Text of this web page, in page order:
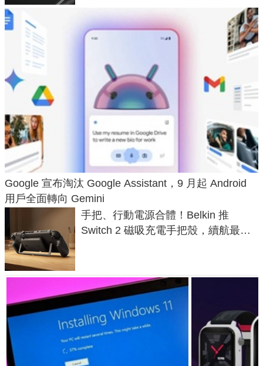
Google 宣布淘汰 Google Assistant，9 月起 Android
用戶全面轉向 Gemini
手把、行動電源合體！Belkin 推
Switch 2 磁吸充電手把殼，續航最高